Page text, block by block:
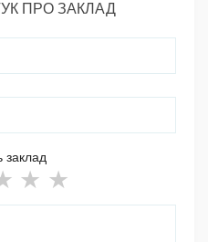
ПРО ЗАКЛАД
заклад